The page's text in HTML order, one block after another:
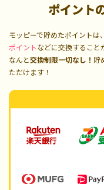
ポイント
モッピーで貯めたポイントは、
ポイントなどに交換すること
なんと交換制限一切なし！ 貯
ただけます！